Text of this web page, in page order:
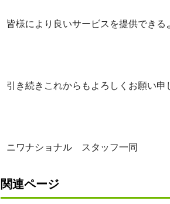
皆様により良いサービスを提供できる
引き続きこれからもよろしくお願い申
ニワナショナル スタッフ一同
関連ページ